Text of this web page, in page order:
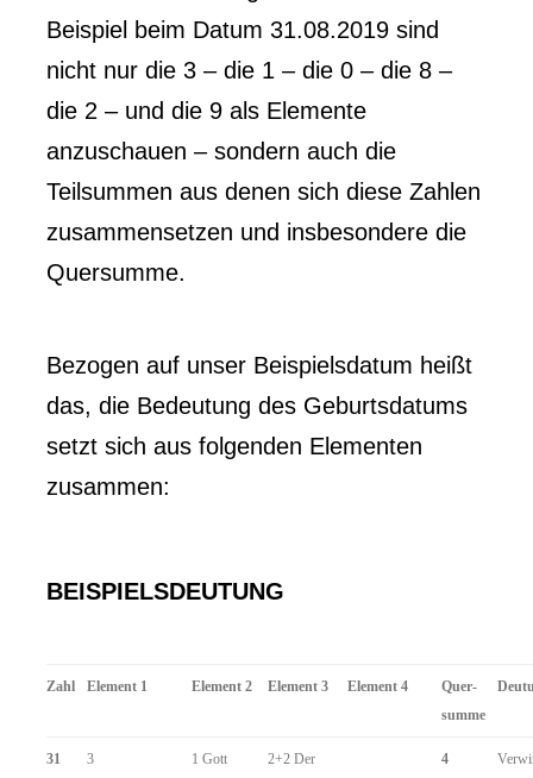
Beispiel beim Datum 31.08.2019 sind
nicht nur die 3 – die 1 – die 0 – die 8 –
die 2 – und die 9 als Elemente
anzuschauen – sondern auch die
Teilsummen aus denen sich diese Zahlen
zusammensetzen und insbesondere die
Quersumme.
Bezogen auf unser Beispielsdatum heißt
das, die Bedeutung des Geburtsdatums
setzt sich aus folgenden Elementen
zusammen:
BEISPIELSDEUTUNG
Zahl Element 1 Element 2 Element 3 Element 4
Quer-
summe
31
3
1 Gott
2+2 Der
4